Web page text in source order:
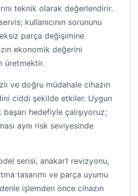
teknik olarak değerlendirir.
kullanıcının sorununu
parça değişimine
ekonomik değerini
üretmektir.
ve doğru müdahale cihazın
ciddi şekilde etkiler. Uygun
hedefiyle çalışıyoruz;
aynı risk seviyesinde
serisi, anakart revizyonu,
tasarımı ve parça uyumu
işlemden önce cihazın